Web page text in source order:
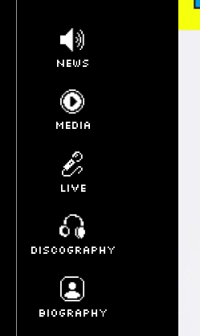
NEWS
MEDIA
LIVE
DISCOGRAPHY
BIOGRAPHY